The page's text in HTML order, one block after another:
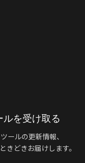
を受け取る
ールの更新情報、
どきお届けします。